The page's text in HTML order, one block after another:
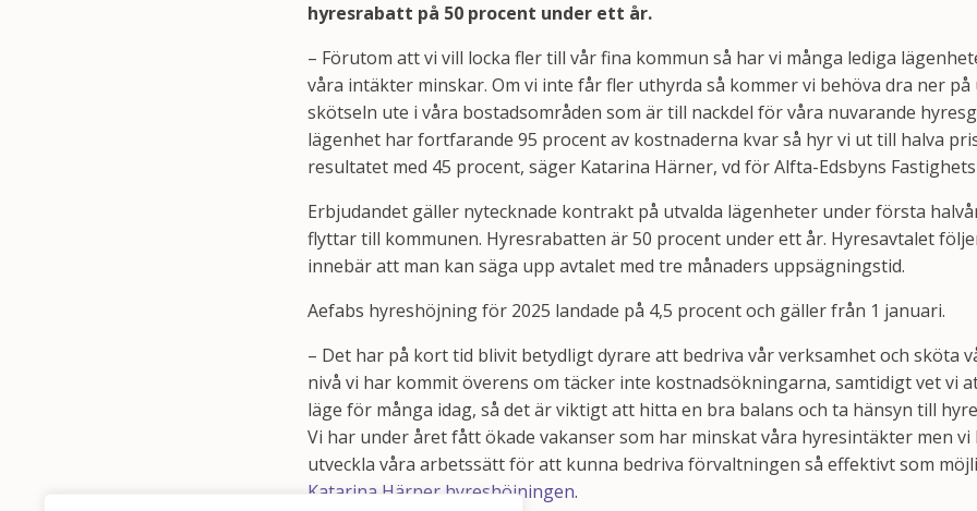
hyresrabatt på 50 procent under ett år.
– Förutom att vi vill locka fler till vår fina kommun så har vi många lediga
våra intäkter minskar. Om vi inte får fler uthyrda så kommer vi behöva dra ner
skötseln ute i våra bostadsområden som är till nackdel för våra nuvarande
lägenhet har fortfarande 95 procent av kostnaderna kvar så hyr vi ut till halva
resultatet med 45 procent, säger Katarina Härner, vd för Alfta-Edsbyns Fastighets
Erbjudandet gäller nytecknade kontrakt på utvalda lägenheter under första
flyttar till kommunen. Hyresrabatten är 50 procent under ett år. Hyresavtalet
innebär att man kan säga upp avtalet med tre månaders uppsägningstid.
Aefabs hyreshöjning för 2025 landade på 4,5 procent och gäller från 1 januari.
– Det har på kort tid blivit betydligt dyrare att bedriva vår verksamhet och sköta
nivå vi har kommit överens om täcker inte kostnadsökningarna, samtidigt vet vi
läge för många idag, så det är viktigt att hitta en bra balans och ta hänsyn till
Vi har under året fått ökade vakanser som har minskat våra hyresintäkter men
utveckla våra arbetssätt för att kunna bedriva förvaltningen så effektivt som
Katarina Härner hyreshöjningen.